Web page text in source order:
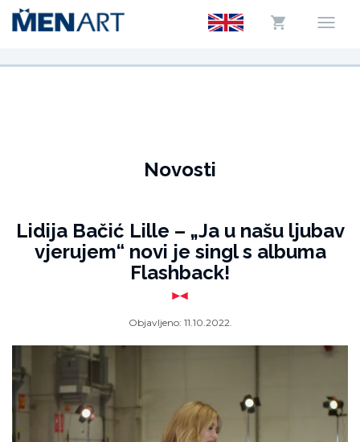
Novosti
Lidija Bačić Lille – „Ja u našu ljubav
vjerujem“ novi je singl s albuma
Flashback!
Objavljeno: 11.10.2022.